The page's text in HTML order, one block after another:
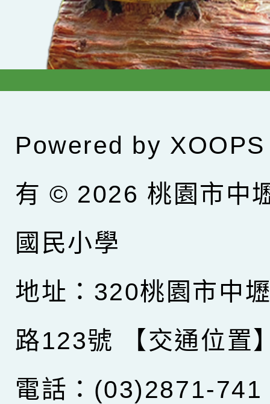
Powered by XOOPS
有 © 2026 桃園市中
國民小學
地址：320桃園市中
路123號
【交通位置
電話：(03)2871-741